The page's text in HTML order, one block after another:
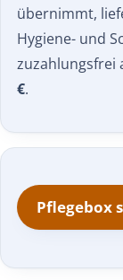
übernimmt,
Hygiene- und
zuzahlungsfrei
€.
Pflegebox